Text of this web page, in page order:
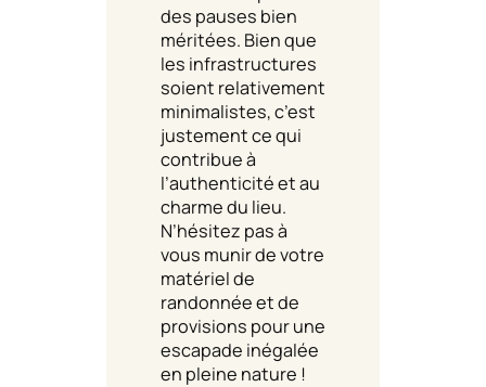
des pauses bien
méritées. Bien que
les infrastructures
soient relativement
minimalistes, c’est
justement ce qui
contribue à
l’authenticité et au
charme du lieu.
N’hésitez pas à
vous munir de votre
matériel de
randonnée et de
provisions pour une
escapade inégalée
en pleine nature !